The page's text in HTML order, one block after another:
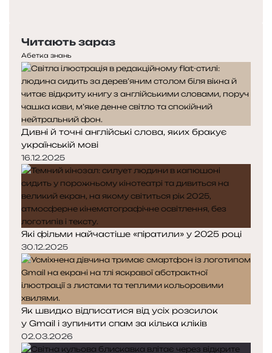
л
о
с
к
а
н
н
я
р
о
т
а
в
о
д
о
ю
р
е
д
н
я
с
т
о
р
і
н
к
а
т
у
п
н
а
с
т
о
р
і
н
к
а
Читають зараз
Абетка знань
Дивні й точні англійські слова, яких бракує
українській мові
16.12.2025
Які фільми найчастіше «піратили» у 2025 році
30.12.2025
Як швидко відписатися від усіх розсилок
у Gmail і зупинити спам за кілька кліків
02.03.2026